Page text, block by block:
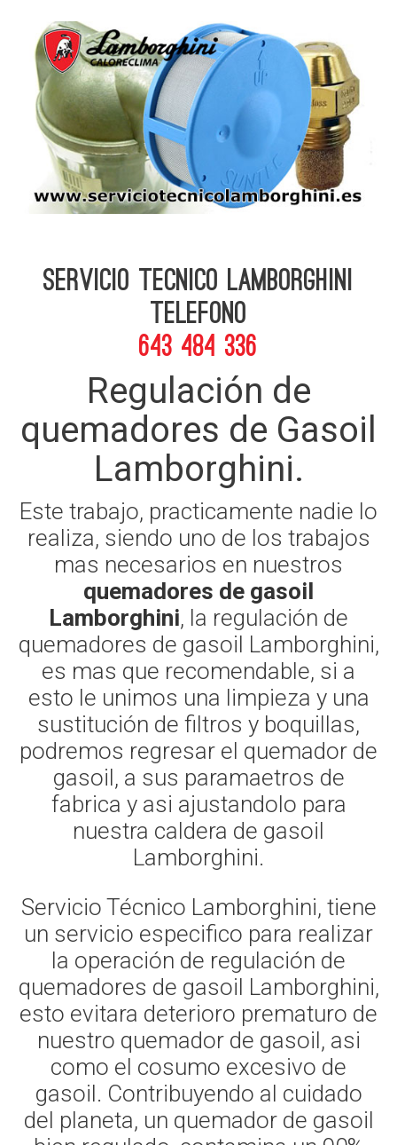
Servicio Tecnico Lamborghini
telefono
643 484 336
Regulación de
quemadores de Gasoil
Lamborghini.
Este trabajo, practicamente nadie lo
realiza, siendo uno de los trabajos
mas necesarios en nuestros
quemadores de gasoil
Lamborghini, la regulación de
quemadores de gasoil Lamborghini,
es mas que recomendable, si a
esto le unimos una limpieza y una
sustitución de filtros y boquillas,
podremos regresar el quemador de
gasoil, a sus paramaetros de
fabrica y asi ajustandolo para
nuestra caldera de gasoil
Lamborghini.
Servicio Técnico Lamborghini, tiene
un servicio especifico para realizar
la operación de regulación de
quemadores de gasoil Lamborghini,
esto evitara deterioro prematuro de
nuestro quemador de gasoil, asi
como el cosumo excesivo de
gasoil. Contribuyendo al cuidado
del planeta, un quemador de gasoil